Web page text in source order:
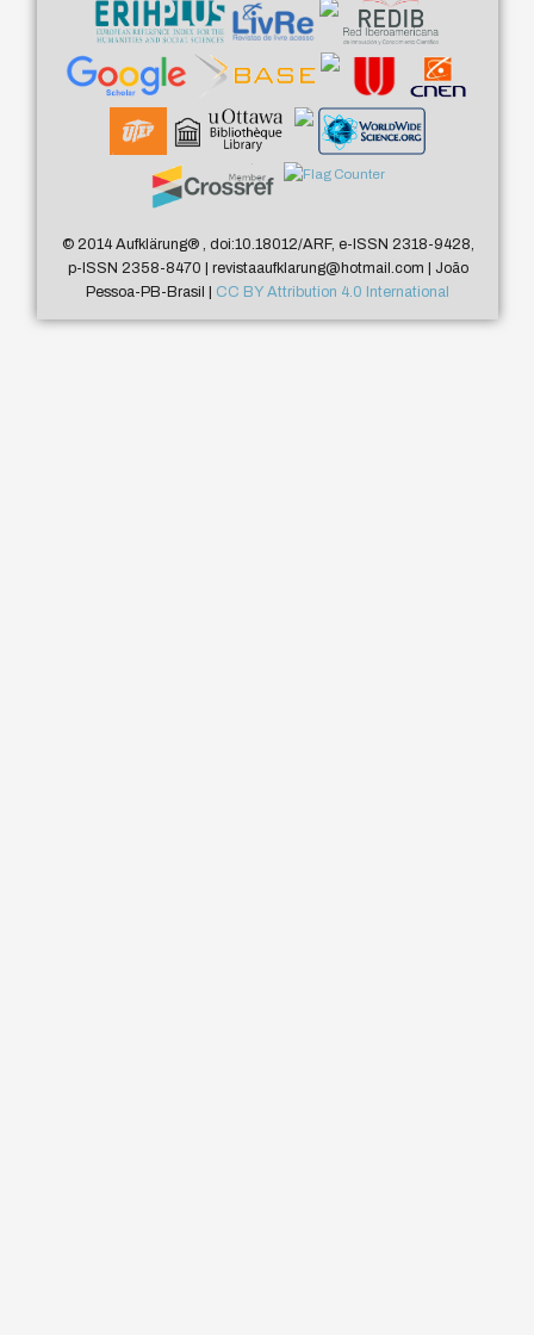
© 2014 Aufklärung®, doi:10.18012/ARF, e-ISSN 2318-9428,
p-ISSN 2358-8470 | revistaaufklarung@hotmail.com | João
Pessoa-PB-Brasil | CC BY Attribution 4.0 International